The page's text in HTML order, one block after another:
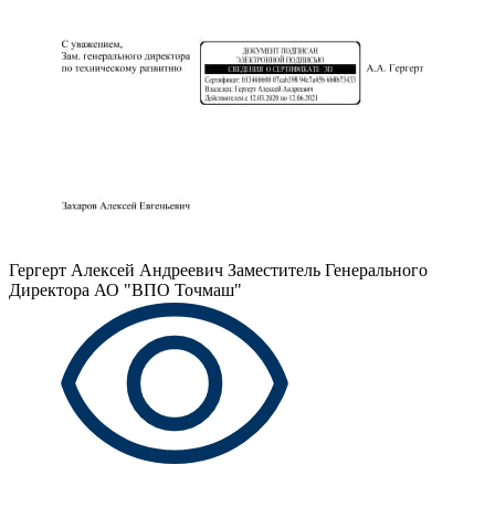
Гергерт Алексей Андреевич Заместитель Генерального
Директора АО "ВПО Точмаш"